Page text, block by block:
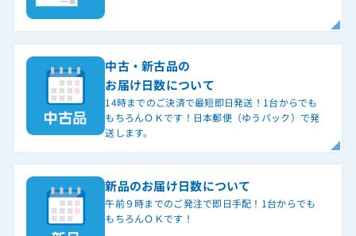
中古・新古品の
お届け日数について
14時までのご決済で最短即日発送！1台からでも
もちろんＯＫです！日本郵便（ゆうパック）で発
送します。
新品のお届け日数について
午前９時までのご発注で即日手配！1台からでも
もちろんＯＫです！